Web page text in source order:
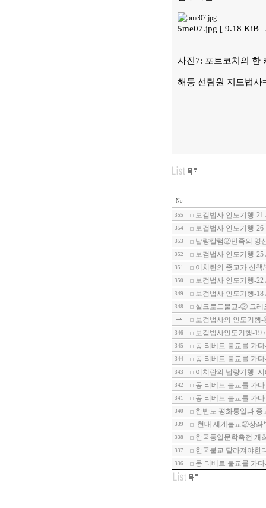
5me07.jpg [ 9.18 KiB
사진7: 포트코치의 한
해동 선림원 지도법사
No
355 보검법사 인도기행-
354 보겁법사 인도기행-26
353 납량칼럼②민족의 영
352 보검법사 인도기행-
351 이치란의 종교가 산
350 보검법사 인도기행-
349 보검법사 인도기행-
348
실크로드불교-② 그레
보검법사의 인도기행
346 보검법사인도기행-19
345 동 티베트 불교를 가
344 동 티베트 불교를 가
343 이치란의 납량기행:
342 동 티베트 불교를 가
341 동 티베트 불교를 가
340 한반도 평화통일과 종
339 현대 세계불교②상좌
338 한국통일문학축전 개
337 한국불교 달라져야한
336 동 티베트 불교를 가